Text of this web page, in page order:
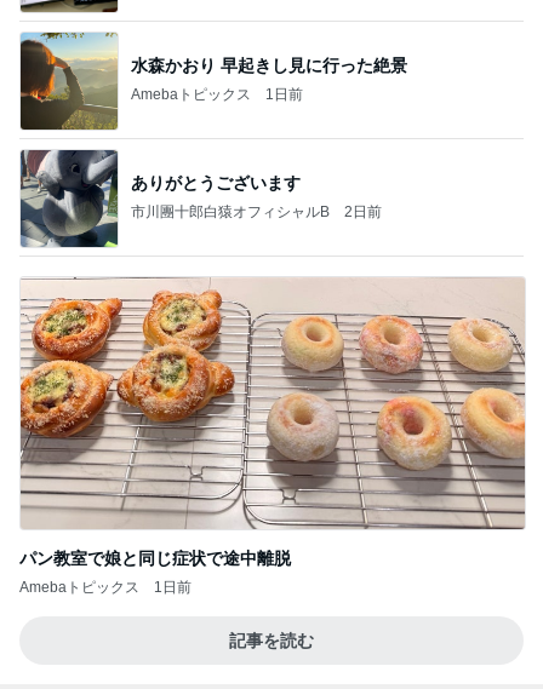
水森かおり 早起きし見に行った絶景
Amebaトピックス 1日前
ありがとうございます
市川團十郎白猿オフィシャルB 2日前
パン教室で娘と同じ症状で途中離脱
Amebaトピックス 1日前
記事を読む